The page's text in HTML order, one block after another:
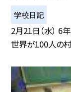
学校日記
2月21日（水） 6
世界が100人の